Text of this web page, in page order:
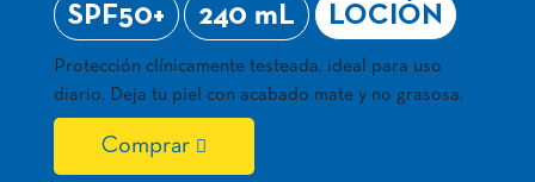
SPF50+
240 mL LOCIÓN
Protección clínicamente testeada, ideal para uso
diario. Deja tu piel con acabado mate y no grasosa.
Comprar